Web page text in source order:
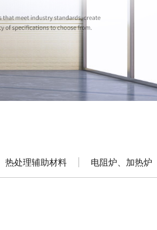
热处理辅助材料 电阻炉、加热炉